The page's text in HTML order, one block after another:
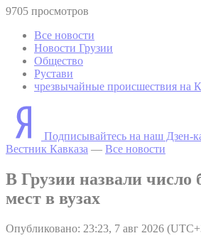
9705 просмотров
Все новости
Новости Грузии
Общество
Рустави
чрезвычайные происшествия на
Подписывайтесь на наш Дзен-
Вестник Кавказа — Все новости
В Грузии назвали
мест в вузах
Опубликовано: 23:23, 7 авг 2026